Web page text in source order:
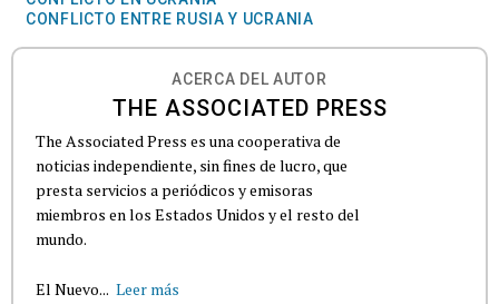
CONFLICTO ENTRE RUSIA Y UCRANIA
ACERCA DEL AUTOR
THE ASSOCIATED PRESS
The Associated Press es una cooperativa de
noticias independiente, sin fines de lucro, que
presta servicios a periódicos y emisoras
miembros en los Estados Unidos y el resto del
mundo.
El Nuevo... Leer más